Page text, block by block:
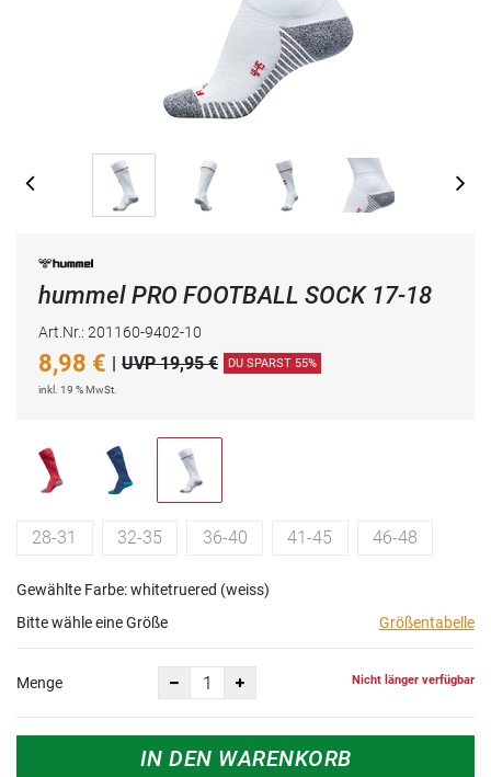
hummel PRO FOOTBALL SOCK 17-18
Art.Nr.: 201160-9402-10
8,98 € | UVP 19,95 € DU SPARST 55%
inkl. 19 % MwSt.
28-31 32-35 36-40 41-45 46-48
Gewählte Farbe: whitetruered (weiss)
Bitte wähle eine Größe
Größentabelle
Menge Nicht länger verfügbar
IN DEN WARENKORB